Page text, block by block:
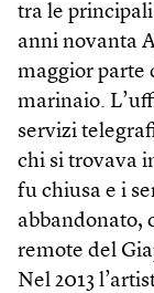
tra le
anni novanta
maggior parte
marinaio.
servizi
chi si trovava
fu chiusa e i
abbandonato,
remote del
Nel 2013